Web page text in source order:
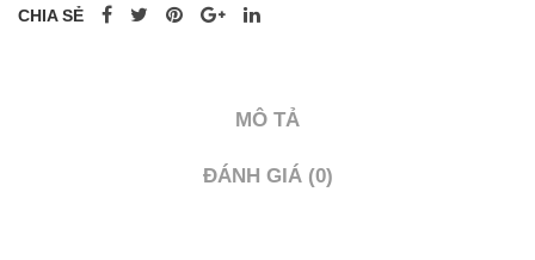
CHIA SẺ
MÔ TẢ
ĐÁNH GIÁ (0)